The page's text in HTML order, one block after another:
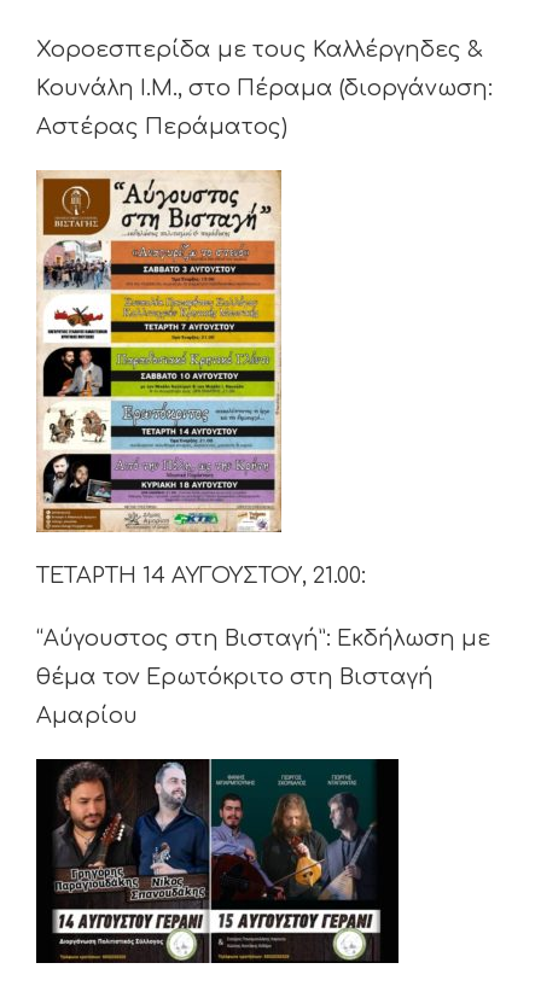
Χοροεσπερίδα με τους Καλλέργηδες &
Κουνάλη Ι.Μ., στο Πέραμα (διοργάνωση:
Αστέρας Περάματος)
ΤΕΤΑΡΤΗ 14 ΑΥΓΟΥΣΤΟΥ, 21.00:
“Αύγουστος στη Βισταγή”: Εκδήλωση με
θέμα τον Ερωτόκριτο στη Βισταγή
Αμαρίου